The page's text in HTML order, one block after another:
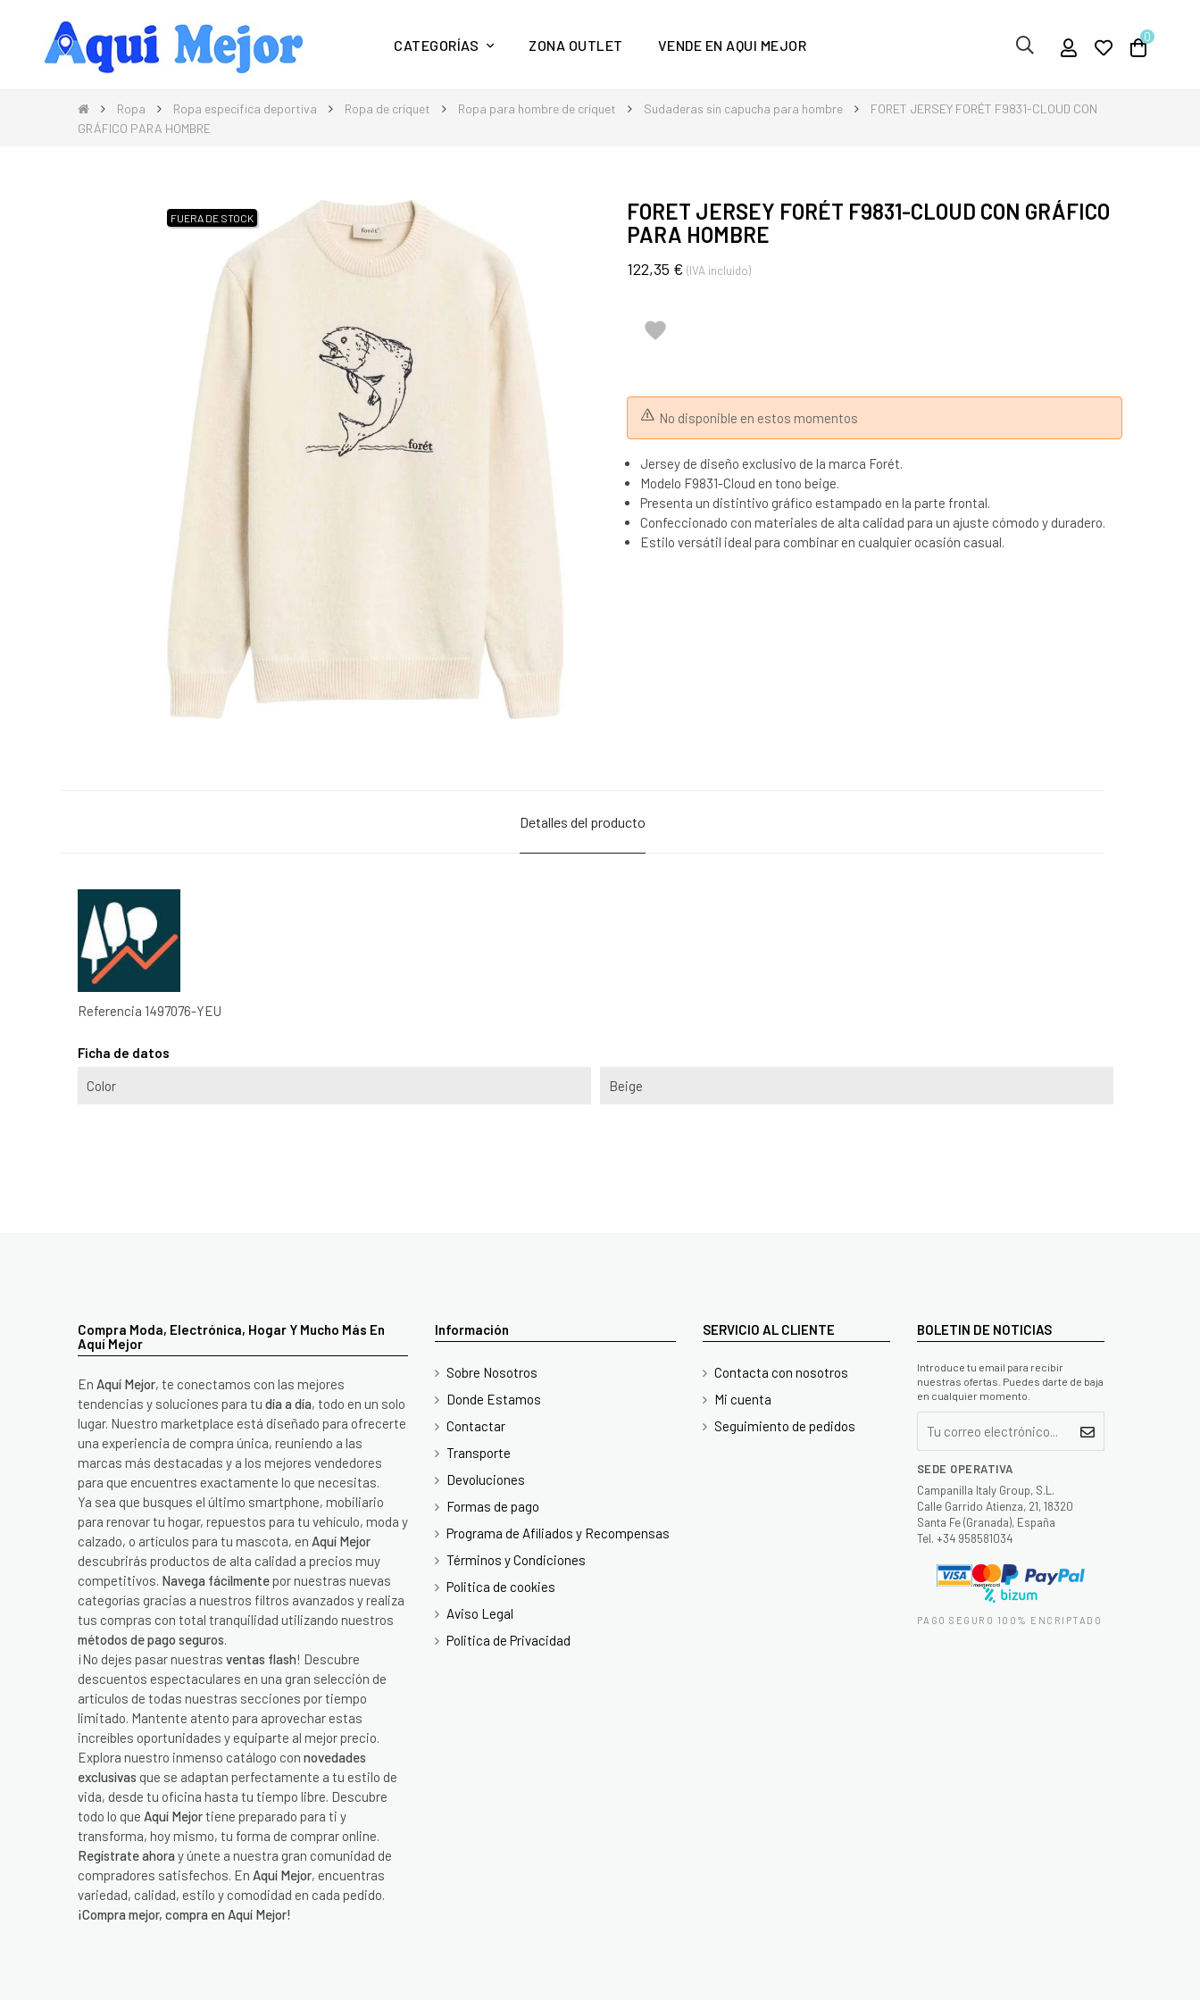
Compra Moda, Electrónica, Hogar y mucho más en Aquí Mejor
CATEGORÍAS ZONA OUTLET VENDE EN AQUI MEJOR 0
Ropa Ropa específica deportiva Ropa de críquet Ropa para hombre de críquet Sudaderas sin capucha para hombre
FORET JERSEY FORÉT F9831-CLOUD CON
GRÁFICO PARA HOMBRE
FUERA DE STOCK
FORET JERSEY FORÉT F9831-CLOUD CON GRÁFICO
PARA HOMBRE
122,35 € (IVA incluido)

No disponible en estos momentos
Jersey de diseño exclusivo de la marca Forét.
Modelo F9831-Cloud en tono beige.
Presenta un distintivo gráfico estampado en la parte frontal.
Confeccionado con materiales de alta calidad para un ajuste cómodo y duradero.
Estilo versátil ideal para combinar en cualquier ocasión casual.
Detalles del producto
Referencia 1497076-YEU
Ficha de datos
Color Beige
Compra Moda, Electrónica, Hogar Y Mucho Más En
Aquí Mejor
En Aquí Mejor, te conectamos con las mejores
tendencias y soluciones para tu día a día, todo en un solo
lugar. Nuestro marketplace está diseñado para ofrecerte
una experiencia de compra única, reuniendo a las
marcas más destacadas y a los mejores vendedores
para que encuentres exactamente lo que necesitas.
Ya sea que busques el último smartphone, mobiliario
para renovar tu hogar, repuestos para tu vehículo, moda y
calzado, o artículos para tu mascota, en Aquí Mejor
descubrirás productos de alta calidad a precios muy
competitivos. Navega fácilmente por nuestras nuevas
categorías gracias a nuestros filtros avanzados y realiza
tus compras con total tranquilidad utilizando nuestros
métodos de pago seguros.
¡No dejes pasar nuestras ventas flash! Descubre
descuentos espectaculares en una gran selección de
artículos de todas nuestras secciones por tiempo
limitado. Mantente atento para aprovechar estas
increíbles oportunidades y equiparte al mejor precio.
Explora nuestro inmenso catálogo con novedades
exclusivas que se adaptan perfectamente a tu estilo de
vida, desde tu oficina hasta tu tiempo libre. Descubre
todo lo que Aquí Mejortiene preparado para ti y
transforma, hoy mismo, tu forma de comprar online.
Regístrate ahora y únete a nuestra gran comunidad de
compradores satisfechos. En Aquí Mejor, encuentras
variedad, calidad, estilo y comodidad en cada pedido.
¡Compra mejor, compra en Aquí Mejor!
Información
Sobre Nosotros
Donde Estamos
Contactar
Transporte
Devoluciones
Formas de pago
Programa de Afiliados y Recompensas
Términos y Condiciones
Politica de cookies
Aviso Legal
Politica de Privacidad
SERVICIO AL CLIENTE
Contacta con nosotros
Mi cuenta
Seguimiento de pedidos
BOLETIN DE NOTICIAS
Introduce tu email para recibir
nuestras ofertas. Puedes darte de baja
en cualquier momento.
SEDE OPERATIVA
Campanilla Italy Group, S.L.
Calle Garrido Atienza, 21, 18320
Santa Fe (Granada), España
Tel. +34 958581034
PAGO SEGURO 100% ENCRIPTADO